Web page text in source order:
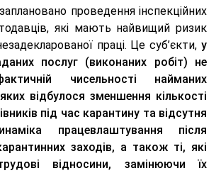
проведення інспекційних
які мають найвищий ризик
праці. Це суб’єкти, у
послуг (виконаних робіт) не
чисельності найманих
відбулося зменшення кількості
під час карантину та відсутня
працевлаштування після
заходів, а також ті, які
відносини, замінюючи їх